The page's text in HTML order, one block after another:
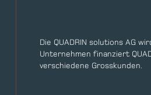
Die QUADRIN solutions AG
Unternehmen finanziert
verschiedene Grosskunden.